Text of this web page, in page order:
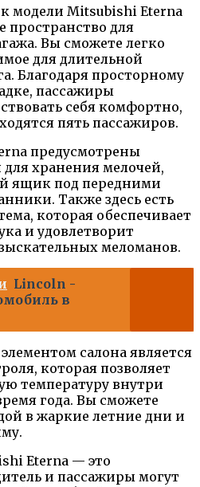
модели Mitsubishi Eterna
пространство для
Вы сможете легко
для длительной
Благодаря просторному
пассажиры
себя комфортно,
пять пассажиров.
предусмотрены
хранения мелочей,
ящик под передними
Также здесь есть
которая обеспечивает
и удовлетворит
меломанов.
Lincoln -
в
салона является
которая позволяет
температуру внутри
года. Вы сможете
в жаркие летние дни и
Eterna — это
и пассажиры могут